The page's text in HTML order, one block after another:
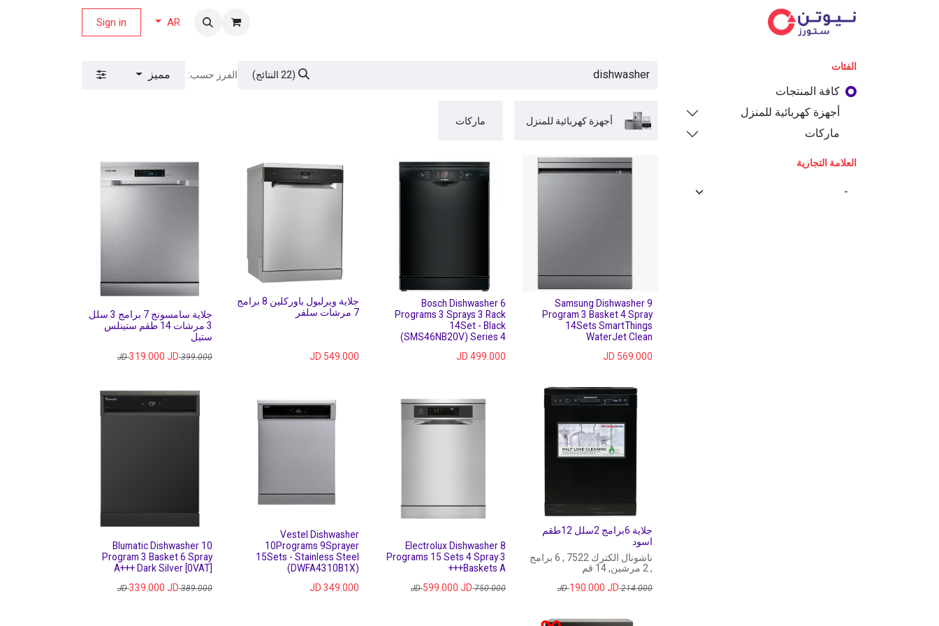
AR
Sign in
الفئات
كافة المنتجات
أجهزة كهربائية للمنزل
ماركات
العلامة التجارية
(22 النتائج) الفرز حسب: مميز
أجهزة كهربائية للمنزل ماركات
Samsung Dishwasher 9
Program 3 Basket 4 Spray
14Sets SmartThings
WaterJet Clean
569.000
Bosch Dishwasher 6
Programs 3 Sprays 3 Rack
14Set - Black
(SMS46NB20V) Series 4
499.000
جلاية ويرلبول باوركلين 8 برامج
7 مرشات سلفر
549.000
جلاية سامسونج 7 برامج 3 سلل
3 مرشات 14 طقم ستينلس
ستيل
399.000
JD
319.000 JD
جلاية 6برامج 2سلل 12طقم
اسود
ناشونال الكترك 7522 , 6 برامج
, 2 مرشين, 14 قم
214.000
JD
190.000 JD
Electrolux Dishwasher 8
Programs 15 Sets 4 Spray 3
Baskets A+++
750.000
JD
599.000 JD
Vestel Dishwasher
10Programs 9Sprayer
15Sets - Stainless Steel
(DWFA4310B1X)
349.000
Blumatic Dishwasher 10
Program 3 Basket 6 Spray
A+++ Dark Silver [0VAT]
389.000
JD
339.000 JD